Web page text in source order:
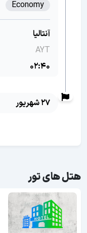
Economy
آنتالیا
AYT
02:40
27 شهریور
هتل های تور